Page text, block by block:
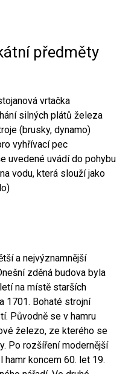
předměty
vrtačka
silných plátů železa
(brusky, dynamo)
vyhřívací pec
uvedené uvádí do pohybu
vodu, která slouží jako
a nejvýznamnější
zděná budova byla
na místě starších
1701. Bohaté strojní
Původně se v hamru
železo, ze kterého se
Po rozšíření modernější
koncem 60. let 19.